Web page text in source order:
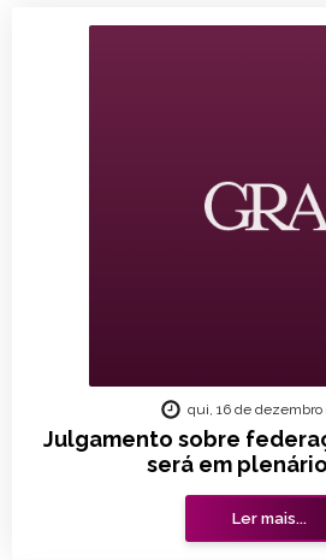
Julgamento sobre
será em
qui, 16 de dezembro
Ler mais...